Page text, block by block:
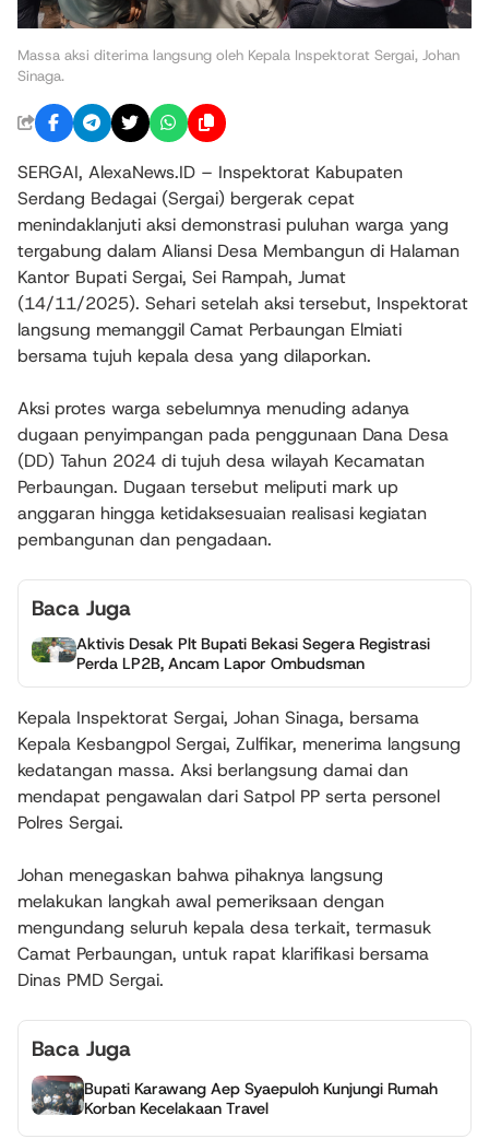
Massa aksi diterima langsung oleh Kepala Inspektorat Sergai, Johan
Sinaga.
SERGAI, AlexaNews.ID – Inspektorat Kabupaten
Serdang Bedagai (Sergai) bergerak cepat
menindaklanjuti aksi demonstrasi puluhan warga yang
tergabung dalam Aliansi Desa Membangun di Halaman
Kantor Bupati Sergai, Sei Rampah, Jumat
(14/11/2025). Sehari setelah aksi tersebut, Inspektorat
langsung memanggil Camat Perbaungan Elmiati
bersama tujuh kepala desa yang dilaporkan.
Aksi protes warga sebelumnya menuding adanya
dugaan penyimpangan pada penggunaan Dana Desa
(DD) Tahun 2024 di tujuh desa wilayah Kecamatan
Perbaungan. Dugaan tersebut meliputi mark up
anggaran hingga ketidaksesuaian realisasi kegiatan
pembangunan dan pengadaan.
Baca Juga
Aktivis Desak Plt Bupati Bekasi Segera Registrasi
Perda LP2B, Ancam Lapor Ombudsman
Kepala Inspektorat Sergai, Johan Sinaga, bersama
Kepala Kesbangpol Sergai, Zulfikar, menerima langsung
kedatangan massa. Aksi berlangsung damai dan
mendapat pengawalan dari Satpol PP serta personel
Polres Sergai.
Johan menegaskan bahwa pihaknya langsung
melakukan langkah awal pemeriksaan dengan
mengundang seluruh kepala desa terkait, termasuk
Camat Perbaungan, untuk rapat klarifikasi bersama
Dinas PMD Sergai.
Baca Juga
Bupati Karawang Aep Syaepuloh Kunjungi Rumah
Korban Kecelakaan Travel